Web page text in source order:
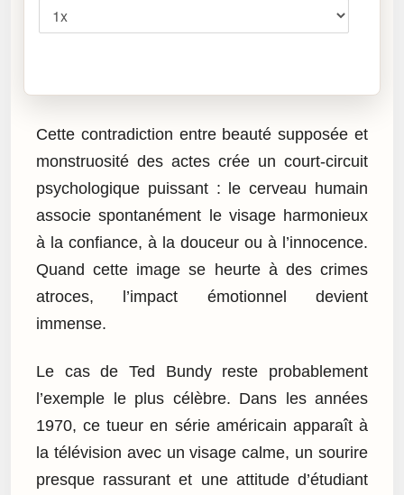
Cette contradiction entre beauté supposée et
monstruosité des actes crée un court-circuit
psychologique puissant : le cerveau humain
associe spontanément le visage harmonieux
à la confiance, à la douceur ou à l’innocence.
Quand cette image se heurte à des crimes
atroces, l’impact émotionnel devient
immense.
Le cas de Ted Bundy reste probablement
l’exemple le plus célèbre. Dans les années
1970, ce tueur en série américain apparaît à
la télévision avec un visage calme, un sourire
presque rassurant et une attitude d’étudiant